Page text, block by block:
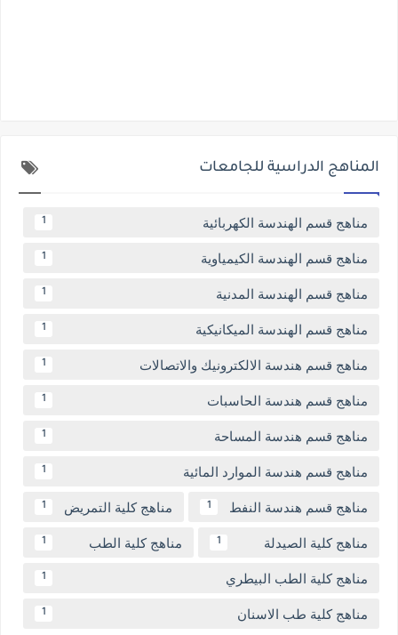
المناهج الدراسية للجامعات
مناهج قسم الهندسة الكهربائية 1
مناهج قسم الهندسة الكيمياوية 1
مناهج قسم الهندسة المدنية 1
مناهج قسم الهندسة الميكانيكية 1
مناهج قسم هندسة الالكترونيك والاتصالات 1
مناهج قسم هندسة الحاسبات 1
مناهج قسم هندسة المساحة 1
مناهج قسم هندسة الموارد المائية 1
مناهج قسم هندسة النفط 1 مناهج كلية التمريض 1
مناهج كلية الصيدلة 1 مناهج كلية الطب 1
مناهج كلية الطب البيطري 1
مناهج كلية طب الاسنان 1